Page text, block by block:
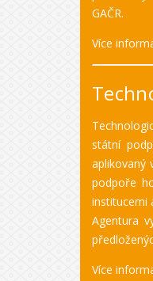
GAČR.
Více
státní
aplikovaný
podpoře
institucemi
Agentura
Více